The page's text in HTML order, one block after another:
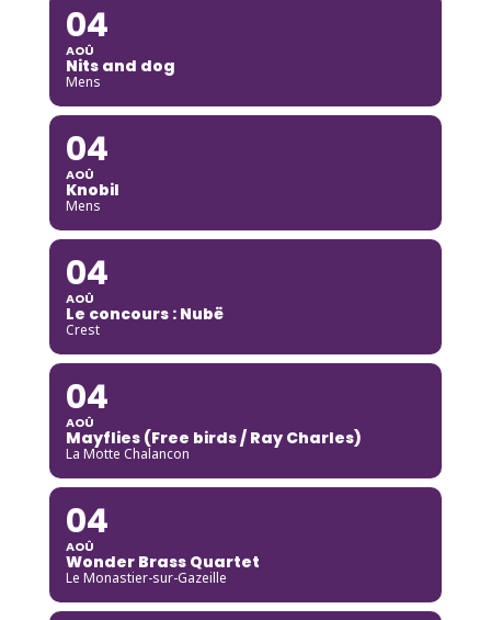
04
AOÛ
Nits and dog
Mens
04
AOÛ
Knobil
Mens
04
AOÛ
Le concours : Nubë
Crest
04
AOÛ
Mayflies (Free birds / Ray Charles)
La Motte Chalancon
04
AOÛ
Wonder Brass Quartet
Le Monastier-sur-Gazeille